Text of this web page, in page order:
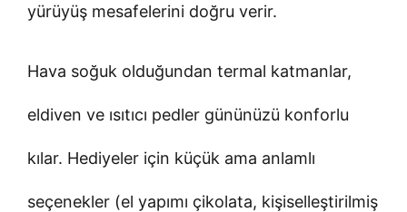
yürüyüş mesafelerini doğru verir.
Hava soğuk olduğundan termal katmanlar,
eldiven ve ısıtıcı pedler gününüzü konforlu
kılar. Hediyeler için küçük ama anlamlı
seçenekler (el yapımı çikolata, kişiselleştirilmiş